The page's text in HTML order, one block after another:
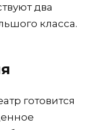
два
класса.
готовится